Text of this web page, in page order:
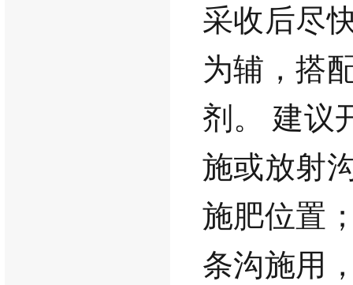
采收后尽
为辅，搭
剂。
建议
施或放射
施肥位置
条沟施用